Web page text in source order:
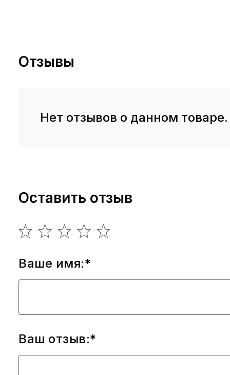
Отзывы
Нет отзывов о данном товаре.
Оставить отзыв
Ваше имя:*
Ваш отзыв:*